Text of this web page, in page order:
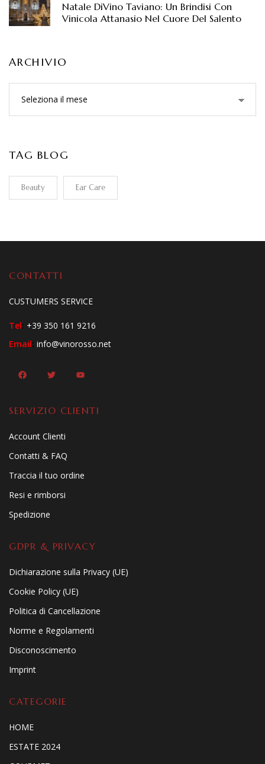
Natale DiVino Taviano: Un Brindisi Con
Vinicola Attanasio Nel Cuore Del Salento
ARCHIVIO
TAG BLOG
Beauty Ear Care
CONTATTI
CUSTUMERS SERVICE
Tel: +39 350 161 9216
Email: info@vinorosso.net
SERVIZIO CLIENTI
Account Clienti
Contatti & FAQ
Traccia il tuo ordine
Resi e rimborsi
Spedizione
GDPR & PRIVACY
Dichiarazione sulla Privacy (UE)
Cookie Policy (UE)
Politica di Cancellazione
Norme e Regolamenti
Disconoscimento
Imprint
CATEGORIE
HOME
ESTATE 2024